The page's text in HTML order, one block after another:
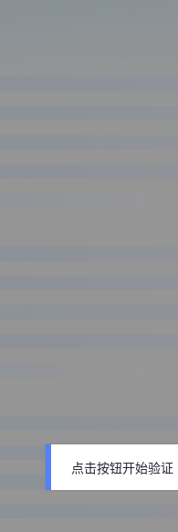
点击按钮开始验证